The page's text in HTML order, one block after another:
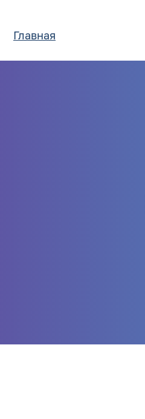
Главная